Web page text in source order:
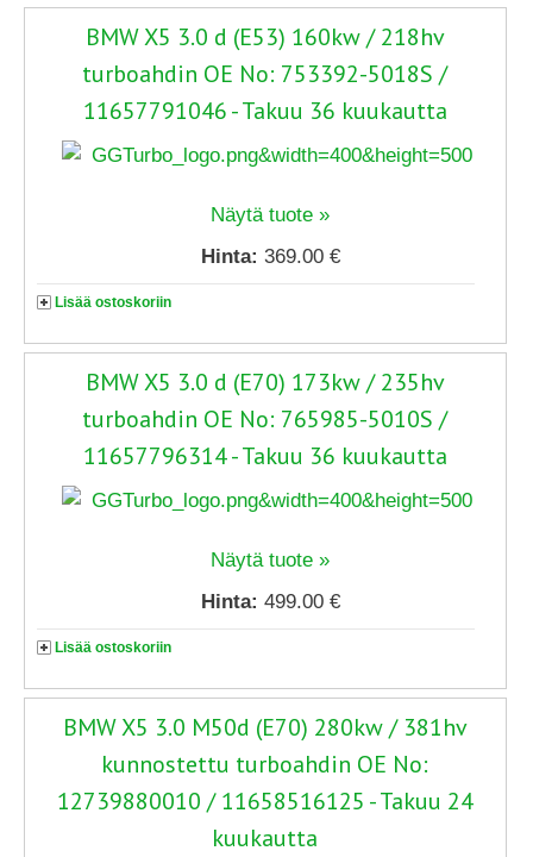
BMW X5 3.0 d (E53) 160kw / 218hv
turboahdin OE No: 753392-5018S /
11657791046 - Takuu 36 kuukautta
Näytä tuote »
Hinta: 369.00 €
Lisää ostoskoriin
BMW X5 3.0 d (E70) 173kw / 235hv
turboahdin OE No: 765985-5010S /
11657796314 - Takuu 36 kuukautta
Näytä tuote »
Hinta: 499.00 €
Lisää ostoskoriin
BMW X5 3.0 M50d (E70) 280kw / 381hv
kunnostettu turboahdin OE No:
12739880010 / 11658516125 - Takuu 24
kuukautta